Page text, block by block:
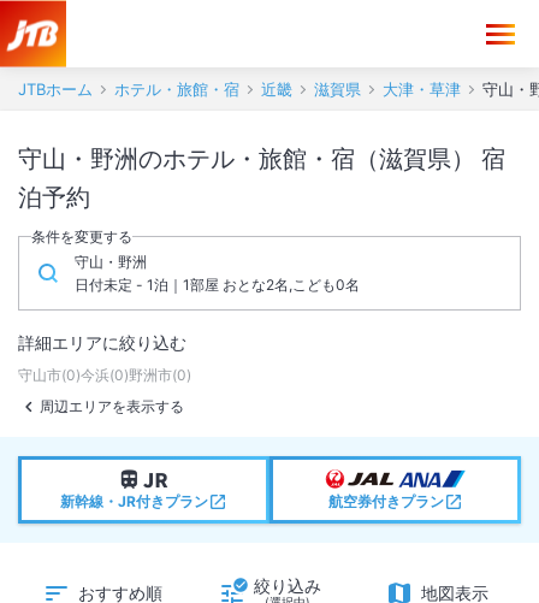
JTBホーム ホテル・旅館・宿 近畿 滋賀県 大津・草津 守山・
守山・野洲のホテル・旅館・宿（滋賀県） 宿
泊予約
条件を変更する
守山・野洲
日付未定 - 1泊｜1部屋 おとな2名,こども0名
詳細エリアに絞り込む
守山市(0)今浜(0)野洲市(0)
周辺エリアを表示する
新幹線・JR付きプラン 航空券付きプラン
おすすめ順 絞り込み 地図表示